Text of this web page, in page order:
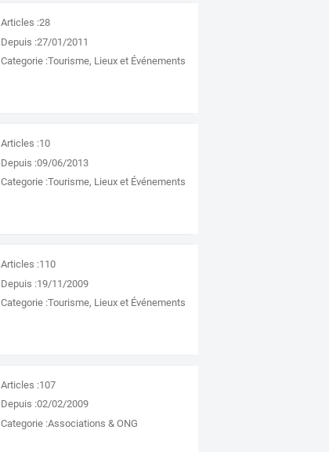
Articles :28
Depuis :27/01/2011
Categorie :Tourisme, Lieux et Événements
Articles :10
Depuis :09/06/2013
Categorie :Tourisme, Lieux et Événements
Articles :110
Depuis :19/11/2009
Categorie :Tourisme, Lieux et Événements
Articles :107
Depuis :02/02/2009
Categorie :Associations & ONG